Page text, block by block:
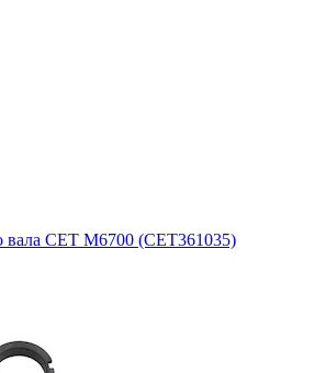
CET M6700 (CET361035)